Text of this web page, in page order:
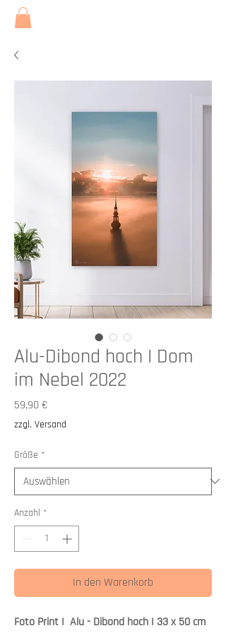
Alu-Dibond hoch I Dom
im Nebel 2022
59,90 €Preis
zzgl. Versand
Größe *
Anzahl *
In den Warenkorb
Foto Print I Alu - Dibond hoch I 33 x 50 cm